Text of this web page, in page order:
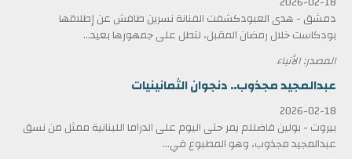
دمشق - هدى العبودكشفت الفنانة نسرين طافش عن إطلاقها
بودكاست خلال رمضان المقبل، لتطل على جمهورها بعيد...
المصدر: الأنباء
عبدالمجيد مجذوب.. دنجوان الثمانينيات
2026-02-18
بيروت - بولين فاضللم يمر حتى اليوم على الدراما اللبنانية ممثل من نسق
عبدالمجيد مجذوب، وهو المطبوع في...